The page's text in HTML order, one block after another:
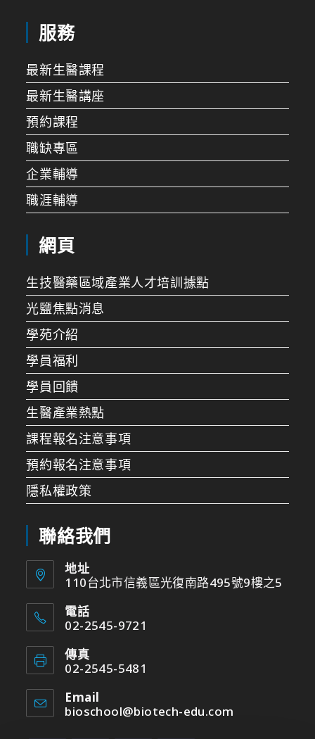
服務
最新生醫課程
最新生醫講座
預約課程
職缺專區
企業輔導
職涯輔導
網頁
生技醫藥區域產業人才培訓據點
光鹽焦點消息
學苑介紹
學員福利
學員回饋
生醫產業熱點
課程報名注意事項
預約報名注意事項
隱私權政策
聯絡我們
地址
110台北市信義區光復南路495號9樓之5
電話
02-2545-9721
傳真
02-2545-5481
Email
bioschool@biotech-edu.com